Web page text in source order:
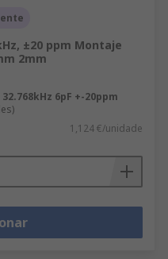
±20 ppm Montaje
2mm
32.768kHz 6pF +-20ppm
1,124 €/unidade